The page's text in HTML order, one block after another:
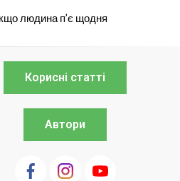
людина п’є щодня
Корисні статті
Автори